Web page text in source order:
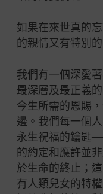
如果在來世真的
的親情又有特別
我們有一個深愛
最深層及最正義
今生所需的恩賜
邊。我們每一個
永生祝福的鑰匙
的約定和應許並
於生命的終止；
有人類兒女的特